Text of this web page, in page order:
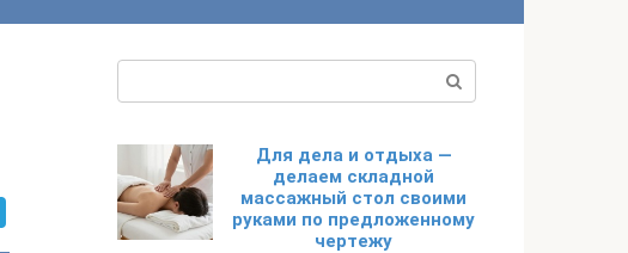
Для дела и отдыха —
делаем складной
массажный стол своими
руками по предложенному
чертежу